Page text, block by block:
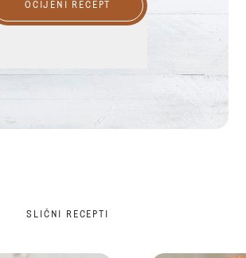
OCIJENI RECEPT
SLIČNI RECEPTI